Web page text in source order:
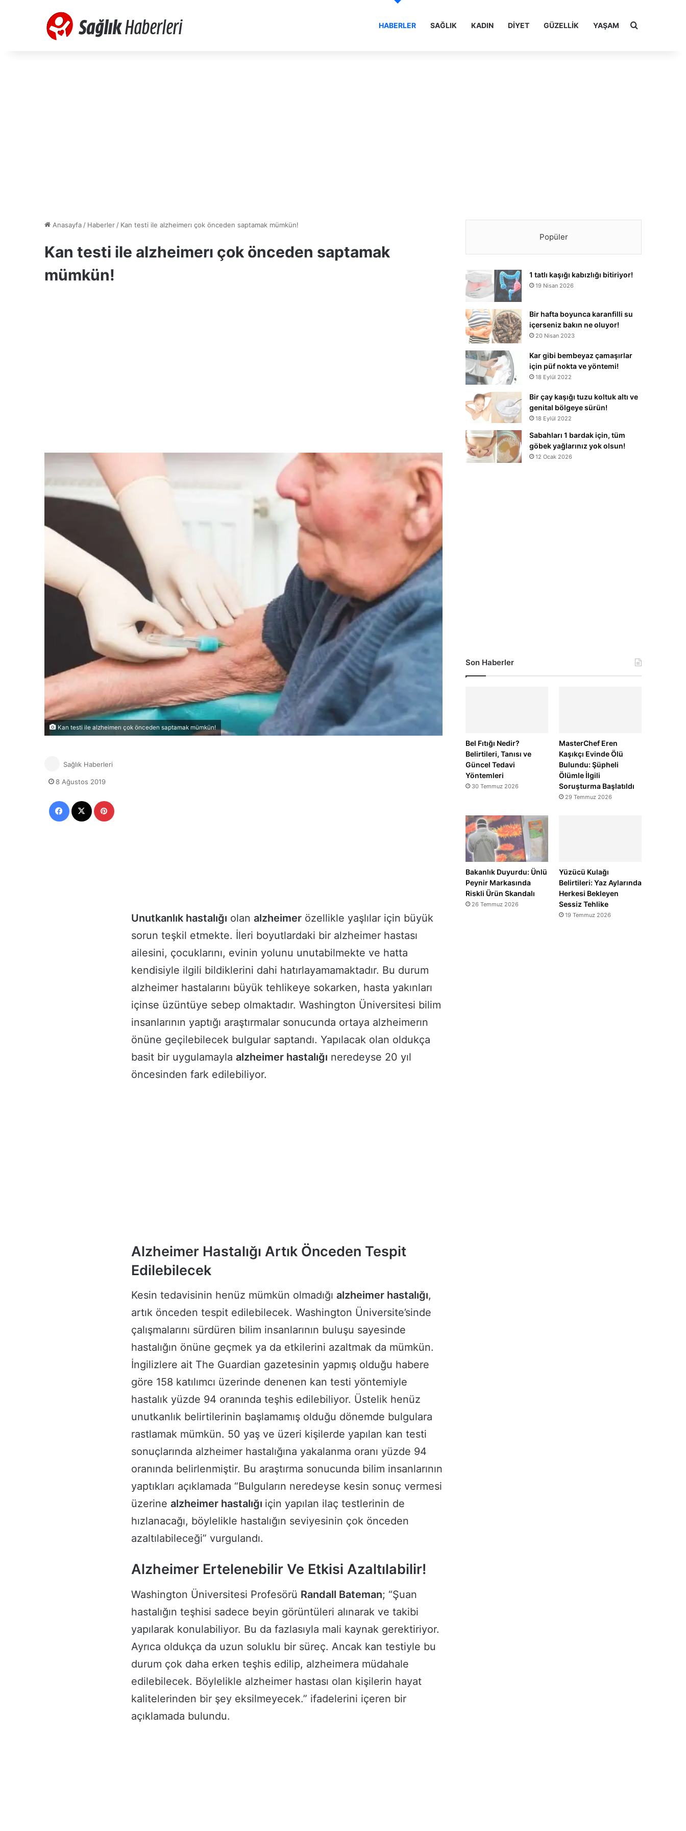
HABERLER SAĞLIK KADIN DIYET GÜZELLIK YAŞAM Arama yap
Anasayfa / Haberler / Kan testi ile alzheimerı çok önceden saptamak mümkün!
Kan testi ile alzheimerı çok önceden saptamak
mümkün!
Kan testi ile alzheimerı çok önceden saptamak mümkün!
Unutkanlık hastalığı olan alzheimer özellikle yaşlılar için büyük
sorun teşkil etmekte. İleri boyutlardaki bir alzheimer hastası
ailesini, çocuklarını, evinin yolunu unutabilmekte ve hatta
kendisiyle ilgili bildiklerini dahi hatırlayamamaktadır. Bu durum
alzheimer hastalarını büyük tehlikeye sokarken, hasta yakınları
içinse üzüntüye sebep olmaktadır. Washington Üniversitesi bilim
insanlarının yaptığı araştırmalar sonucunda ortaya alzheimerın
önüne geçilebilecek bulgular saptandı. Yapılacak olan oldukça
basit bir uygulamayla alzheimer hastalığı neredeyse 20 yıl
öncesinden fark edilebiliyor.
Alzheimer Hastalığı Artık Önceden Tespit
Edilebilecek
Kesin tedavisinin henüz mümkün olmadığı alzheimer hastalığı,
artık önceden tespit edilebilecek. Washington Üniversite’sinde
çalışmalarını sürdüren bilim insanlarının buluşu sayesinde
hastalığın önüne geçmek ya da etkilerini azaltmak da mümkün.
İngilizlere ait The Guardian gazetesinin yapmış olduğu habere
göre 158 katılımcı üzerinde denenen kan testi yöntemiyle
hastalık yüzde 94 oranında teşhis edilebiliyor. Üstelik henüz
unutkanlık belirtilerinin başlamamış olduğu dönemde bulgulara
rastlamak mümkün. 50 yaş ve üzeri kişilerde yapılan kan testi
sonuçlarında alzheimer hastalığına yakalanma oranı yüzde 94
oranında belirlenmiştir. Bu araştırma sonucunda bilim insanlarının
yaptıkları açıklamada “Bulguların neredeyse kesin sonuç vermesi
üzerine alzheimer hastalığı için yapılan ilaç testlerinin de
hızlanacağı, böylelikle hastalığın seviyesinin çok önceden
azaltılabileceği” vurgulandı.
Alzheimer Ertelenebilir Ve Etkisi Azaltılabilir!
Washington Üniversitesi Profesörü Randall Bateman; “Şuan
hastalığın teşhisi sadece beyin görüntüleri alınarak ve takibi
yapılarak konulabiliyor. Bu da fazlasıyla mali kaynak gerektiriyor.
Ayrıca oldukça da uzun soluklu bir süreç. Ancak kan testiyle bu
durum çok daha erken teşhis edilip, alzheimera müdahale
edilebilecek. Böylelikle alzheimer hastası olan kişilerin hayat
kalitelerinden bir şey eksilmeyecek.” ifadelerini içeren bir
açıklamada bulundu.
Sağlık Haberleri
8 Ağustos 2019
Popüler
1 tatlı kaşığı kabızlığı bitiriyor!
19 Nisan 2026
Bir hafta boyunca karanfilli su
içerseniz bakın ne oluyor!
20 Nisan 2023
Kar gibi bembeyaz çamaşırlar
için püf nokta ve yöntemi!
18 Eylül 2022
Bir çay kaşığı tuzu koltuk altı ve
genital bölgeye sürün!
18 Eylül 2022
Sabahları 1 bardak için, tüm
göbek yağlarınız yok olsun!
12 Ocak 2026
Son Haberler
Bel Fıtığı Nedir?
Belirtileri, Tanısı ve
Güncel Tedavi
Yöntemleri
30 Temmuz 2026
MasterChef Eren
Kaşıkçı Evinde Ölü
Bulundu: Şüpheli
Ölümle İlgili
Soruşturma Başlatıldı
29 Temmuz 2026
Bakanlık Duyurdu: Ünlü
Peynir Markasında
Riskli Ürün Skandalı
26 Temmuz 2026
Yüzücü Kulağı
Belirtileri: Yaz Aylarında
Herkesi Bekleyen
Sessiz Tehlike
19 Temmuz 2026